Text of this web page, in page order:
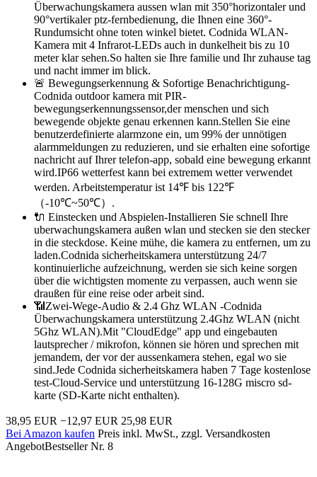
Überwachungskamera aussen wlan mit 350°horizontaler und
90°vertikaler ptz-fernbedienung, die Ihnen eine 360°-
Rundumsicht ohne toten winkel bietet. Codnida WLAN-
Kamera mit 4 Infrarot-LEDs auch in dunkelheit bis zu 10
meter klar sehen.So halten sie Ihre familie und Ihr zuhause tag
und nacht immer im blick.
🚨 Bewegungserkennung & Sofortige Benachrichtigung-
Codnida outdoor kamera mit PIR-
bewegungserkennungssensor,der menschen und sich
bewegende objekte genau erkennen kann.Stellen Sie eine
benutzerdefinierte alarmzone ein, um 99% der unnötigen
alarmmeldungen zu reduzieren, und sie erhalten eine sofortige
nachricht auf Ihrer telefon-app, sobald eine bewegung erkannt
wird.IP66 wetterfest kann bei extremem wetter verwendet
werden. Arbeitstemperatur ist 14℉ bis 122℉
（-10℃~50℃）.
🔌 Einstecken und Abspielen-Installieren Sie schnell Ihre
uberwachungskamera außen wlan und stecken sie den stecker
in die steckdose. Keine mühe, die kamera zu entfernen, um zu
laden.Codnida sicherheitskamera unterstützung 24/7
kontinuierliche aufzeichnung, werden sie sich keine sorgen
über die wichtigsten momente zu verpassen, auch wenn sie
draußen für eine reise oder arbeit sind.
📶Zwei-Wege-Audio & 2.4 Ghz WLAN -Codnida
Überwachungskamera unterstützung 2.4Ghz WLAN (nicht
5Ghz WLAN).Mit "CloudEdge" app und eingebauten
lautsprecher / mikrofon, können sie hören und sprechen mit
jemandem, der vor der aussenkamera stehen, egal wo sie
sind.Jede Codnida sicherheitskamera haben 7 Tage kostenlose
test-Cloud-Service und unterstützung 16-128G miscro sd-
karte (SD-Karte nicht enthalten).
38,95 EUR −12,97 EUR 25,98 EUR
Bei Amazon kaufen Preis inkl. MwSt., zzgl. Versandkosten
AngebotBestseller Nr. 8